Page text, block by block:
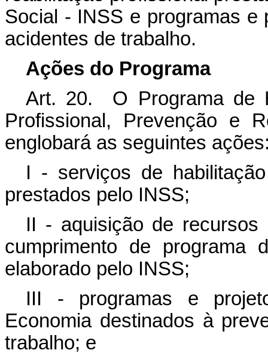
Social - INSS e programas e
acidentes de trabalho.
Ações do Programa
Art. 20. O Programa de
Profissional, Prevenção e
englobará as seguintes
I - serviços de
prestados pelo INSS;
II - aquisição de
cumprimento de programa
elaborado pelo INSS;
III - programas e
Economia destinados à
trabalho; e